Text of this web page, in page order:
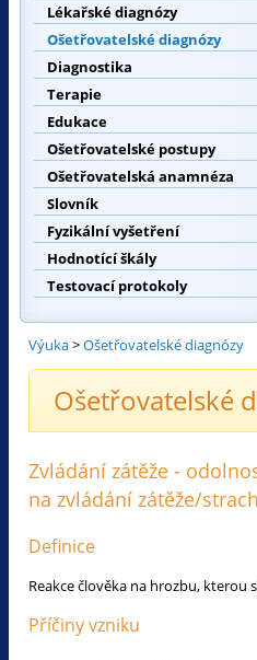
Lékařské diagnózy
Ošetřovatelské diagnózy
Diagnostika
Terapie
Edukace
Ošetřovatelské postupy
Ošetřovatelská anamnéza
Slovník
Fyzikální vyšetření
Hodnotící škály
Testovací protokoly
Výuka>Ošetřovatelské diagnózy
Ošetřovatelské
Zvládání zátěže -
na zvládání zátěže/
Definice
Reakce člověka na hrozbu, kterou
Příčiny vzniku